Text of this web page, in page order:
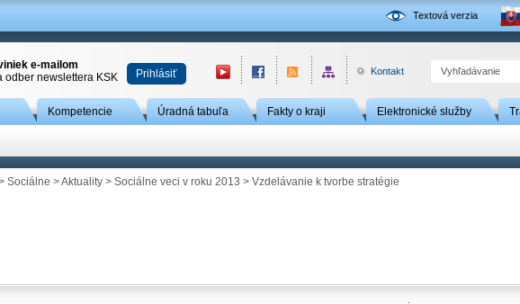
Textová verzia
e-mailom
odber newslettera KSK
Prihlásiť Kontakt
Kompetencie Úradná tabuľa Fakty o kraji Elektronické služby
Sociálne >Aktuality > Sociálne veci v roku 2013 > Vzdelávanie k tvorbe stratégie